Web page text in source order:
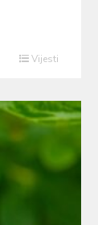
Vijesti